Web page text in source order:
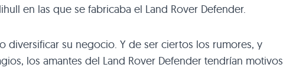
en las que se fabricaba el Land Rover Defender.
diversificar su negocio. Y de ser ciertos los rumores, y
los amantes del Land Rover Defender tendrían motivos